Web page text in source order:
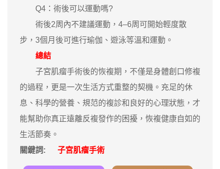
Q4：術後可以運動嗎?
術後2周內不建議運動，4–6周可開始輕度散
步，3個月後可進行瑜伽、遊泳等溫和運動。
總結
子宮肌瘤手術後的恢複期，不僅是身體創口修複
的過程，更是一次生活方式重整的契機。充足的休
息、科學的營養、規范的複診和良好的心理狀態，才
能幫助你真正遠離反複發作的困擾，恢複健康自如的
生活節奏。
關鍵詞:
子宮肌瘤手術